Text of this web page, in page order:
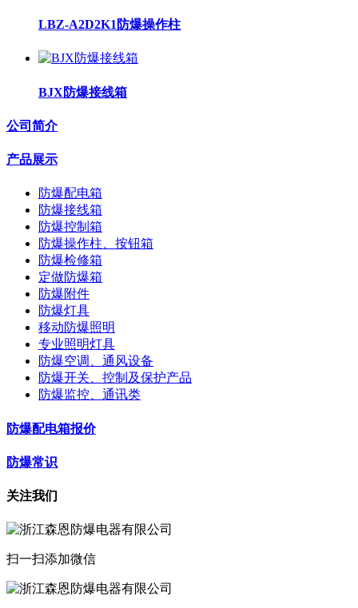
LBZ-A2D2K1防爆操作柱
BJX防爆接线箱
公司简介
产品展示
防爆配电箱
防爆接线箱
防爆控制箱
防爆操作柱、按钮箱
防爆检修箱
定做防爆箱
防爆附件
防爆灯具
移动防爆照明
专业照明灯具
防爆空调、通风设备
防爆开关、控制及保护产品
防爆监控、通讯类
防爆配电箱报价
防爆常识
关注我们
扫一扫添加微信